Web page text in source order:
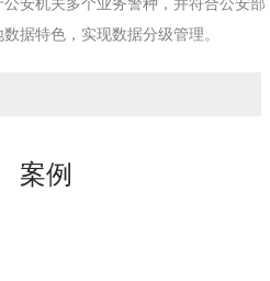
安机关多个业务警种，并符合公安部
据特色，实现数据分级管理。
案例